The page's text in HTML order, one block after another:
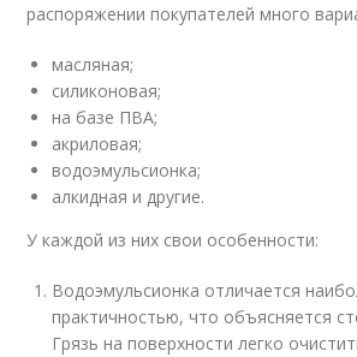
распоряжении покупателей много
масляная;
силиконовая;
на базе ПВА;
акриловая;
водоэмульсионка;
алкидная и другие.
У каждой из них свои особенности:
Водоэмульсионка отличается
практичностью, что объясняется
Грязь на поверхности легко